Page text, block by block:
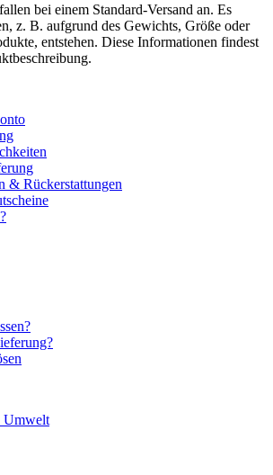
bei einem Standard-Versand an. Es
z. B. aufgrund des Gewichts, Größe oder
entstehen. Diese Informationen findest
& Rückerstattungen
Umwelt